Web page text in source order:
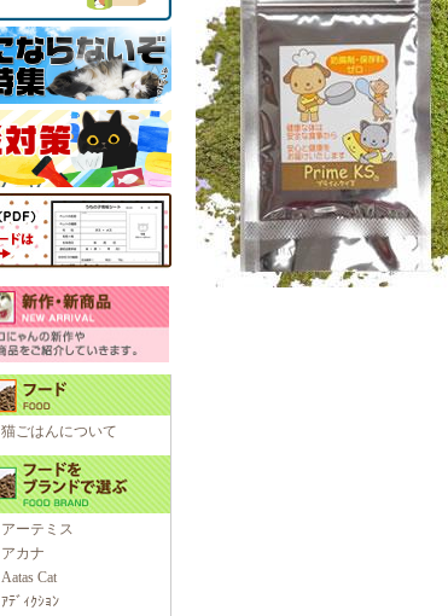
猫ごはんについて
アーテミス
アカナ
Aatas Cat
ｱﾃﾞｨｸｼｮﾝ